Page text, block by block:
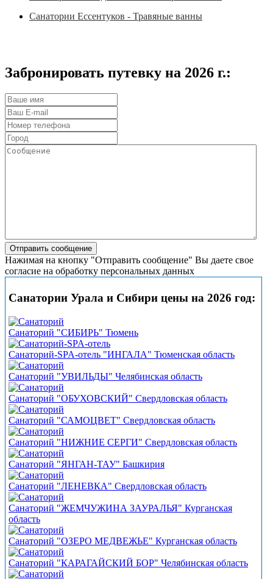
Санатории Ессентуков - Травяные ванны
Забронировать путевку на 2026 г.:
Нажимая на кнопку "Отправить сообщение" Вы даете свое
согласие на обработку персональных данных
Санатории Урала и Сибири цены на 2026 год:
Санаторий "СИБИРЬ" Тюмень
Санаторий-SPA-отель "ИНГАЛА" Тюменская область
Санаторий "УВИЛЬДЫ" Челябинская область
Санаторий "ОБУХОВСКИЙ" Свердловская область
Санаторий "САМОЦВЕТ" Свердловская область
Санаторий "НИЖНИЕ СЕРГИ" Свердловская область
Санаторий "ЯНГАН-ТАУ" Башкирия
Санаторий "ЛЕНЕВКА" Свердловская область
Санаторий "ЖЕМЧУЖИНА ЗАУРАЛЬЯ" Курганская
область
Санаторий "ОЗЕРО МЕДВЕЖЬЕ" Курганская область
Санаторий "КАРАГАЙСКИЙ БОР" Челябинская область